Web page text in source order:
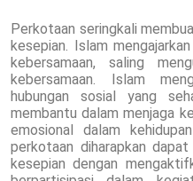
Perkotaan seringkali
kesepian. Islam
kebersamaan, saling
kebersamaan. Islam
hubungan sosial yang
membantu dalam menjaga
emosional dalam
perkotaan diharapkan
kesepian dengan